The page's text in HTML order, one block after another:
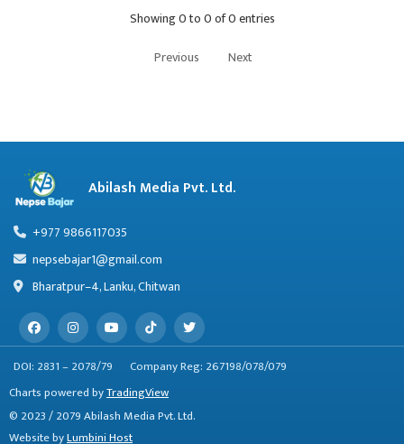
Showing 0 to 0 of 0 entries
Previous
Next
Abilash Media Pvt. Ltd.
+977 9866117035
nepsebajar1@gmail.com
Bharatpur–4, Lanku, Chitwan
DOI: 2831 – 2078/79
Company Reg: 267198/078/079
Charts powered byTradingView
© 2023 / 2079 Abilash Media Pvt. Ltd.
Website byLumbini Host